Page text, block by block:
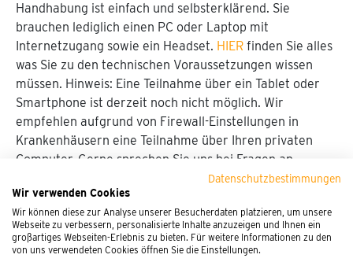
Datenschutzbestimmungen
Wir verwenden Cookies
Wir können diese zur Analyse unserer Besucherdaten platzieren, um unsere
Webseite zu verbessern, personalisierte Inhalte anzuzeigen und Ihnen ein
großartiges Webseiten-Erlebnis zu bieten. Für weitere Informationen zu den
von uns verwendeten Cookies öffnen Sie die Einstellungen.
Handhabung ist einfach und selbsterklärend. Sie
brauchen lediglich einen PC oder Laptop mit
Internetzugang sowie ein Headset. HIER finden Sie alles
was Sie zu den technischen Voraussetzungen wissen
müssen. Hinweis: Eine Teilnahme über ein Tablet oder
Smartphone ist derzeit noch nicht möglich. Wir
empfehlen aufgrund von Firewall-Einstellungen in
Krankenhäusern eine Teilnahme über Ihren privaten
Computer. Gerne sprechen Sie uns bei Fragen an.
Hilfreich ist es zudem, im Vorfeld abzuklären, ob die
Einrichtung einen Spamfilter verwendet, der externe
Links blockiert. Ein typisches Anzeichen dafür ist, dass
angemeldete Teilnehmende keinen Link von der
Plattform erhalten. In diesem Fall können sich